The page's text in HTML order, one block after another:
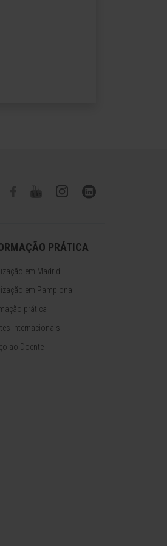
PRÁTICA
em Madrid
em Pamplona
prática
Internacionais
ao Doente